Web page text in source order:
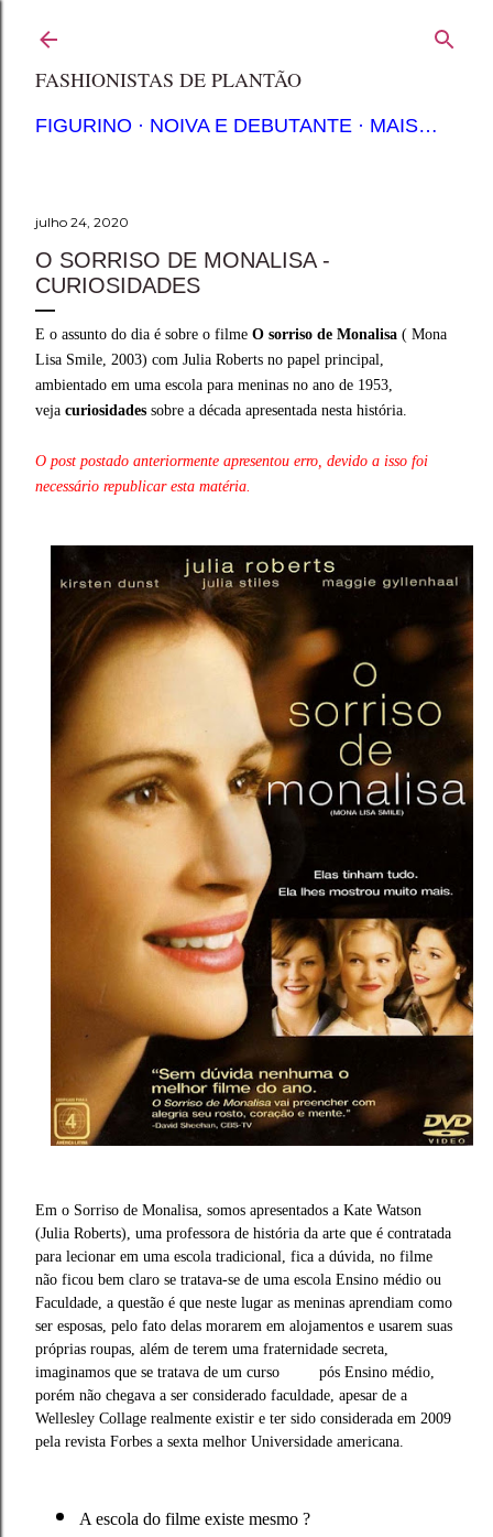
FASHIONISTAS DE PLANTÃO
FIGURINO NOIVA E DEBUTANTE MAIS…
julho 24, 2020
O SORRISO DE MONALISA -
CURIOSIDADES
E o assunto do dia é sobre o filme O sorriso de Monalisa ( Mona
Lisa Smile, 2003) com Julia Roberts no papel principal,
ambientado em uma escola para meninas no ano de 1953,
veja curiosidades sobre a década apresentada nesta história.
O post postado anteriormente apresentou erro, devido a isso foi
necessário republicar esta matéria.
Em o Sorriso de Monalisa, somos apresentados a Kate Watson
(Julia Roberts), uma professora de história da arte que é contratada
para lecionar em uma escola tradicional, fica a dúvida, no filme
não ficou bem claro se tratava-se de uma escola Ensino médio ou
Faculdade, a questão é que neste lugar as meninas aprendiam como
ser esposas, pelo fato delas morarem em alojamentos e usarem suas
próprias roupas, além de terem uma fraternidade secreta,
imaginamos que se tratava de um curso pós Ensino médio,
porém não chegava a ser considerado faculdade, apesar de a
Wellesley Collage realmente existir e ter sido considerada em 2009
pela revista Forbes a sexta melhor Universidade americana.
A escola do filme existe mesmo ?